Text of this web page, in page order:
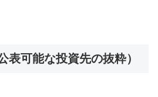
表可能な投資先の抜粋）